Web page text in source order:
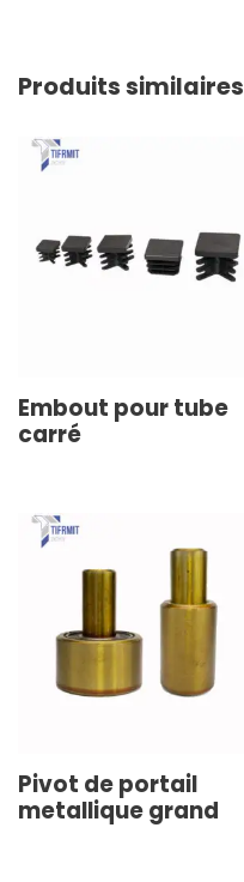
Produits similaires
Embout pour tube
carré
Pivot de portail
metallique grand